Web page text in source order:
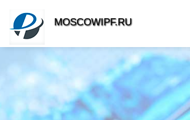
MOSCOWIPF.RU